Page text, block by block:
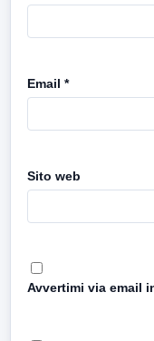
Email *
Sito web
Avvertimi via email